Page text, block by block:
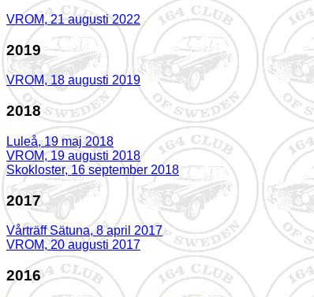
VROM, 21 augusti 2022
2019
VROM, 18 augusti 2019
2018
Luleå, 19 maj 2018
VROM, 19 augusti 2018
Skokloster, 16 september 2018
2017
Vårträff Sätuna, 8 april 2017
VROM, 20 augusti 2017
2016